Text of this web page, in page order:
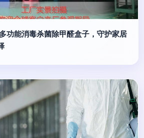
功能消毒杀菌除甲醛盒子，守护家居